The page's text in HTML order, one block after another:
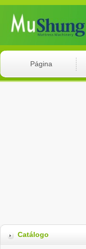
Página
Catálogo